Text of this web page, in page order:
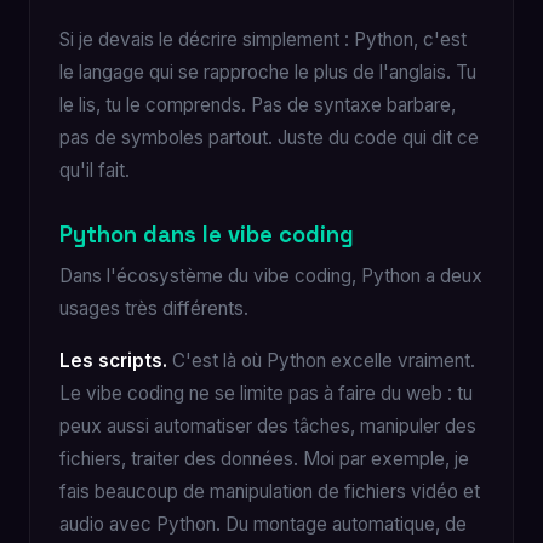
Si je devais le décrire simplement : Python, c'est
le langage qui se rapproche le plus de l'anglais. Tu
le lis, tu le comprends. Pas de syntaxe barbare,
pas de symboles partout. Juste du code qui dit ce
qu'il fait.
Python dans le vibe coding
Dans l'écosystème du vibe coding, Python a deux
usages très différents.
Les scripts. C'est là où Python excelle vraiment.
Le vibe coding ne se limite pas à faire du web : tu
peux aussi automatiser des tâches, manipuler des
fichiers, traiter des données. Moi par exemple, je
fais beaucoup de manipulation de fichiers vidéo et
audio avec Python. Du montage automatique, de